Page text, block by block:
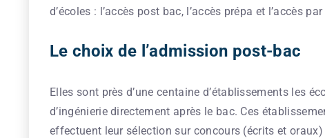
d’écoles : l’accès post bac, l’accès prépa et l’accès
Le choix de l’admission post-bac
Elles sont près d’une centaine d’établissements les
d’ingénierie directement après le bac. Ces
effectuent leur sélection sur concours (écrits et